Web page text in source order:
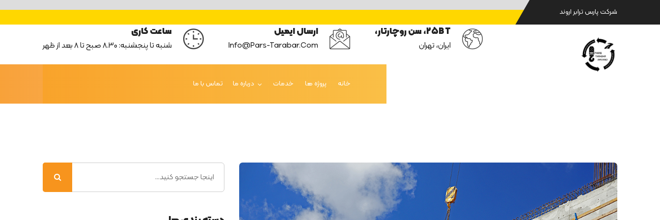
شرکت پارس ترابر اروند
25BT، سن روچارتار،
ایران، تهران
ارسال ایمیل
Info@pars-Tarabar.com
ساعت کاری
شنبه تا پنجشنبه: 8.30 صبح تا 8 بعد از ظهر
خانه پروژه ها خدمات درباره ما تماس با ما